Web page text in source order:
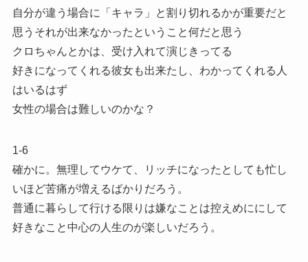
自分が違う場合に「キャラ」と割り切れるかが重要だと
思うそれが出来なかったということ何だと思う
クロちゃんとかは、受け入れて演じきってる
好きになってくれる彼女も出来たし、わかってくれる人
はいるはず
女性の場合は難しいのかな？
1-6
確かに。無理してウケて、リッチになったとしても忙し
いほど苦痛が増えるばかりだろう。
普通に暮らして行ける限りは嫌なことは控えめににして
好きなこと中心の人生のが楽しいだろう。